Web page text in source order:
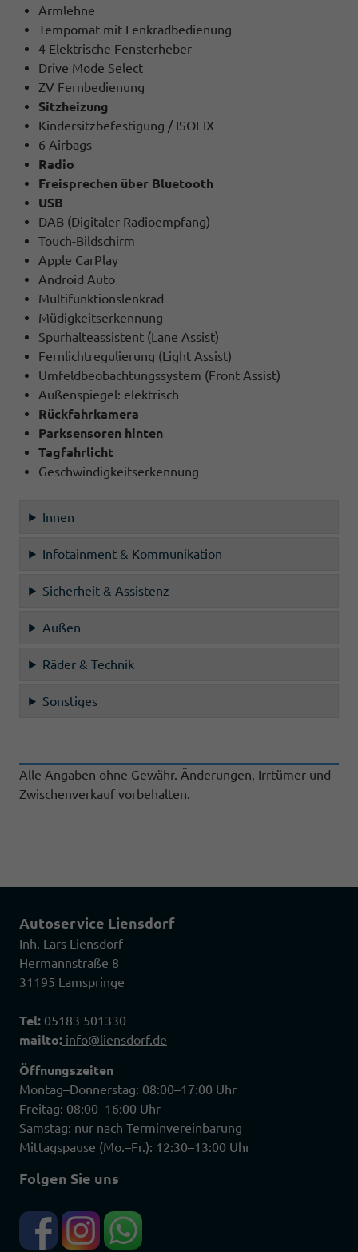
Armlehne
Tempomat mit Lenkradbedienung
4 Elektrische Fensterheber
Drive Mode Select
ZV Fernbedienung
Sitzheizung
Kindersitzbefestigung / ISOFIX
6 Airbags
Radio
Freisprechen über Bluetooth
USB
DAB (Digitaler Radioempfang)
Touch-Bildschirm
Apple CarPlay
Android Auto
Multifunktionslenkrad
Müdigkeitserkennung
Spurhalteassistent (Lane Assist)
Fernlichtregulierung (Light Assist)
Umfeldbeobachtungssystem (Front Assist)
Außenspiegel: elektrisch
Rückfahrkamera
Parksensoren hinten
Tagfahrlicht
Geschwindigkeitserkennung
Innen
Infotainment & Kommunikation
Sicherheit & Assistenz
Außen
Räder & Technik
Sonstiges
Alle Angaben ohne Gewähr. Änderungen, Irrtümer und
Zwischenverkauf vorbehalten.
Autoservice Liensdorf
Inh. Lars Liensdorf
Hermannstraße 8
31195 Lamspringe
Tel: 05183 501330
mailto: info@liensdorf.de
Öffnungszeiten
Montag–Donnerstag: 08:00–17:00 Uhr
Freitag: 08:00–16:00 Uhr
Samstag: nur nach Terminvereinbarung
Mittagspause (Mo.–Fr.): 12:30–13:00 Uhr
Folgen Sie uns